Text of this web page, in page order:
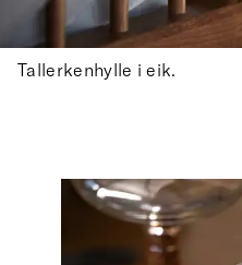
Tallerkenhylle i eik.